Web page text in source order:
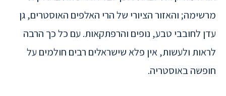
מרשימה; והאזור הציורי של הרי האלפים האוסטרים, גן
עדן לחובבי טבע, נופים והרפתקאות. עם כל כך הרבה
לראות ולעשות, אין פלא שישראלים רבים חולמים על
חופשה באוסטריה.